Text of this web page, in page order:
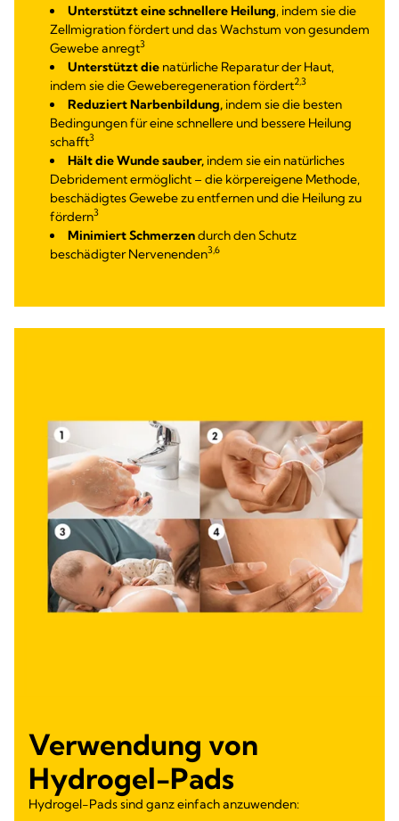
Unterstützt eine schnellere Heilung, indem sie die
Zellmigration fördert und das Wachstum von gesundem
Gewebe anregt3
Unterstützt die natürliche Reparatur der Haut,
indem sie die Geweberegeneration fördert2,3
Reduziert Narbenbildung, indem sie die besten
Bedingungen für eine schnellere und bessere Heilung
schafft3
Hält die Wunde sauber, indem sie ein natürliches
Debridement ermöglicht – die körpereigene Methode,
beschädigtes Gewebe zu entfernen und die Heilung zu
fördern3
Minimiert Schmerzendurch den Schutz
beschädigter Nervenenden3,6
Verwendung von
Hydrogel-Pads
Hydrogel-Pads sind ganz einfach anzuwenden: